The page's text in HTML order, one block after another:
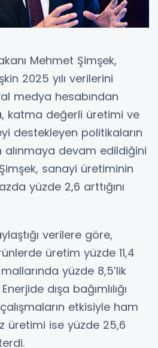
Mehmet Şimşek,
2025 yılı verilerini
medya hesabından
katma değerli üretimi ve
destekleyen politikaların
alınmaya devam edildiğini
sanayi üretiminin
yüzde 2,6 arttığını
verilere göre,
üretim yüzde 11,4
yüzde 8,5’lik
dışa bağımlılığı
etkisiyle ham
üretimi ise yüzde 25,6